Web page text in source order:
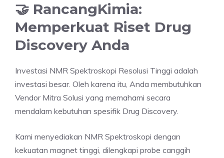
🤝 RancangKimia:
Memperkuat Riset Drug
Discovery Anda
Investasi NMR Spektroskopi Resolusi Tinggi adalah
investasi besar. Oleh karena itu, Anda membutuhkan
Vendor Mitra Solusi yang memahami secara
mendalam kebutuhan spesifik Drug Discovery.
Kami menyediakan NMR Spektroskopi dengan
kekuatan magnet tinggi, dilengkapi probe canggih